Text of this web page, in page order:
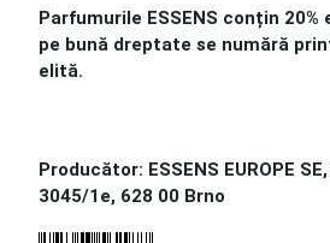
Parfumurile ESSENS conțin
pe bună dreptate se numără
elită.
Producător: ESSENS EUROPE
3045/1e, 628 00 Brno